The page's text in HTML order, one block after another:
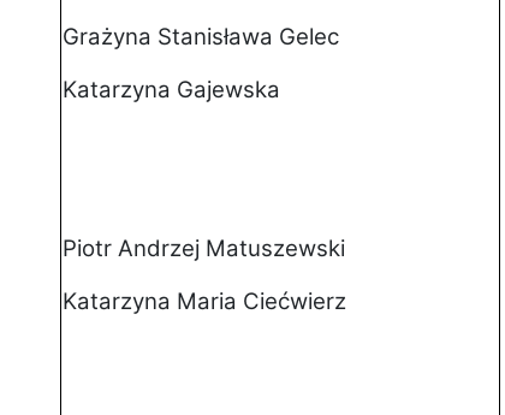
Grażyna Stanisława Gelec
Katarzyna Gajewska
Piotr Andrzej Matuszewski
Katarzyna Maria Ciećwierz